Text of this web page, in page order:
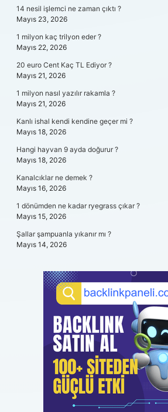
14 nesil işlemci ne zaman çıktı ?
Mayıs 23, 2026
1 milyon kaç trilyon eder ?
Mayıs 22, 2026
20 euro Cent Kaç TL Ediyor ?
Mayıs 21, 2026
1 milyon nasıl yazılır rakamla ?
Mayıs 21, 2026
Kanlı ishal kendi kendine geçer mi ?
Mayıs 18, 2026
Hangi hayvan 9 ayda doğurur ?
Mayıs 18, 2026
Kanalcıklar ne demek ?
Mayıs 16, 2026
1 dönümden ne kadar ryegrass çıkar ?
Mayıs 15, 2026
Şallar şampuanla yıkanır mı ?
Mayıs 14, 2026